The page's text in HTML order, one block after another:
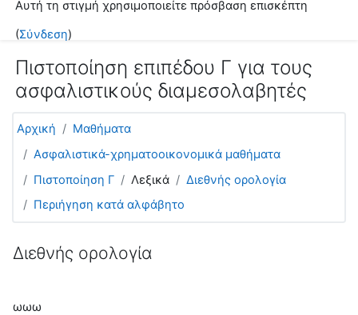
Μετάβαση στο κεντρικό περιεχόμενο
Αυτή τη στιγμή χρησιμοποιείτε πρόσβαση επισκέπτη
(Σύνδεση)
Πιστοποίηση επιπέδου Γ για τους
ασφαλιστικούς διαμεσολαβητές
Αρχική
Μαθήματα
Ασφαλιστικά-χρηματοοικονομικά μαθήματα
Πιστοποίηση Γ
Λεξικά
Διεθνής ορολογία
Περιήγηση κατά αλφάβητο
Διεθνής ορολογία
ωωω